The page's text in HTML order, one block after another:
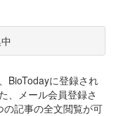
BioTodayに登録され
、メール会員登録さ
記事の全文閲覧が可